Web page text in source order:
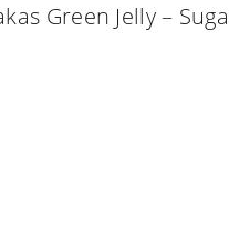
Green Jelly –